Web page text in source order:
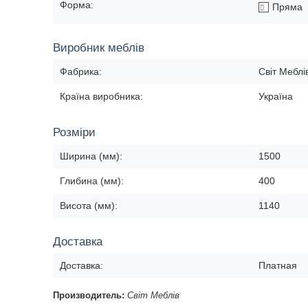
Форма: Пряма
Виробник меблів
Фабрика: Світ
Країна виробника: Україна
Розміри
Ширина (мм): 1500
Глибина (мм): 400
Висота (мм): 1140
Доставка
Доставка: Платная
Производитель: Світ Меблів